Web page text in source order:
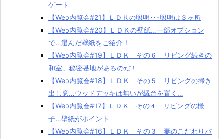
ゲート
【Web内覧会#21】ＬＤＫの照明･･･照明は３ヶ所
【Web内覧会#20】ＬＤＫの壁紙…一部オプション
で…選んだ壁紙をご紹介！
【Web内覧会#19】ＬＤＫ その６ リビング続きの
和室。秘密基地があるのだ！
【Web内覧会#18】ＬＤＫ その５ リビングの掃き
出し窓…ウッドデッキは無いが縁台を置く…
【Web内覧会#17】ＬＤＫ その４ リビングの様
子…壁紙がポイント
【Web内覧会#16】ＬＤＫ その３ 妻のこだわりパ